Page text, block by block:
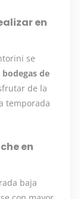
en
se
de
de la
temporada
en
baja